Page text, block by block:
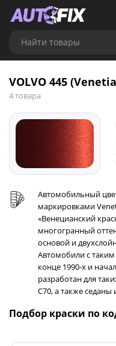
Найти товары
VOLVO 445
4 товара
Автомобильный
маркировками
«Венецианский
многогранный
основой и
Автомобили с
конце 1990-х и
разработан для
C70, а также седаны
Подбор краски по